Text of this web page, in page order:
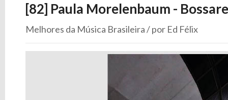
[82] Paula Morelenbaum -
Melhores da Música Brasileira / por Ed Félix